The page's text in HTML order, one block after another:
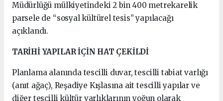
Müdürlüğü mülkiyetindeki 2 bin 400 metrekarelik
parsele de “sosyal kültürel tesis” yapılacağı
açıklandı.
TARİHİ YAPILAR İÇİN HAT ÇEKİLDİ
Planlama alanında tescilli duvar, tescilli tabiat varlığı
(anıt ağaç), Reşadiye Kışlasına ait tescilli yapılar ve
diğer tescilli kültür varlıklarının yoğun olarak